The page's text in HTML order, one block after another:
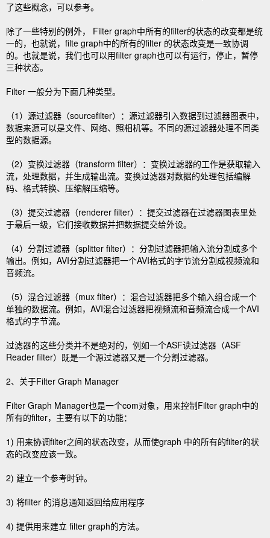
了这些概念，可以参考。
除了一些特别的例外， Filter graph中所有的filter的状态的改变都是统
一的，也就说，filte graph中的所有的filter 的状态改变是一致协调
的。也就是说，我们也可以用filter graph也可以有运行，停止，暂停
三种状态。
Filter 一般分为下面几种类型。
（1）源过滤器（sourcefilter）：源过滤器引入数据到过滤器图表中，
数据来源可以是文件、网络、照相机等。不同的源过滤器处理不同类
型的数据源。
（2）变换过滤器（transform filter）：变换过滤器的工作是获取输入
流，处理数据，并生成输出流。变换过滤器对数据的处理包括编解
码、格式转换、压缩解压缩等。
（3）提交过滤器（renderer filter）：提交过滤器在过滤器图表里处
于最后一级，它们接收数据并把数据提交给外设。
（4）分割过滤器（splitter filter）：分割过滤器把输入流分割成多个
输出。例如，AVI分割过滤器把一个AVI格式的字节流分割成视频流和
音频流。
（5）混合过滤器（mux filter）：混合过滤器把多个输入组合成一个
单独的数据流。例如，AVI混合过滤器把视频流和音频流合成一个AVI
格式的字节流。
过滤器的这些分类并不是绝对的，例如一个ASF读过滤器（ASF
Reader filter）既是一个源过滤器又是一个分割过滤器。
2、关于Filter Graph Manager
Filter Graph Manager也是一个com对象，用来控制Filter graph中的
所有的filter，主要有以下的功能：
1) 用来协调filter之间的状态改变，从而使graph 中的所有的filter的状
态的改变应该一致。
2) 建立一个参考时钟。
3) 将filter 的消息通知返回给应用程序
4) 提供用来建立 filter graph的方法。